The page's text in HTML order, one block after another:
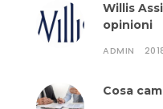
Willis
opinioni
ADMIN
Cosa